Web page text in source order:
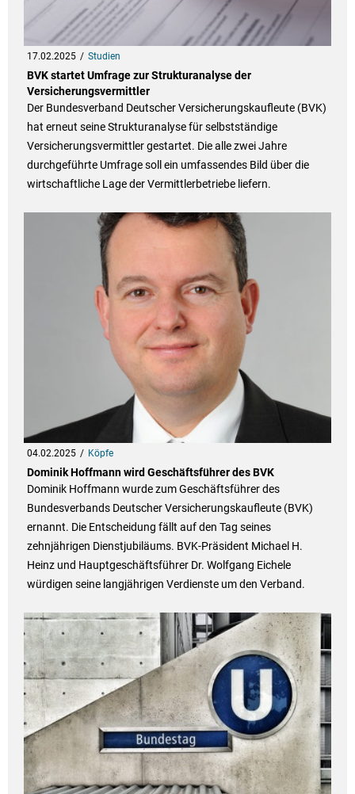
17.02.2025 Studien
BVK startet Umfrage zur Strukturanalyse der
Versicherungsvermittler
Der Bundesverband Deutscher Versicherungskaufleute (BVK)
hat erneut seine Strukturanalyse für selbstständige
Versicherungsvermittler gestartet. Die alle zwei Jahre
durchgeführte Umfrage soll ein umfassendes Bild über die
wirtschaftliche Lage der Vermittlerbetriebe liefern.
04.02.2025 Köpfe
Dominik Hoffmann wird Geschäftsführer des BVK
Dominik Hoffmann wurde zum Geschäftsführer des
Bundesverbands Deutscher Versicherungskaufleute (BVK)
ernannt. Die Entscheidung fällt auf den Tag seines
zehnjährigen Dienstjubiläums. BVK-Präsident Michael H.
Heinz und Hauptgeschäftsführer Dr. Wolfgang Eichele
würdigen seine langjährigen Verdienste um den Verband.